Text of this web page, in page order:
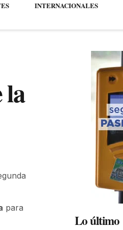
INTERNACIONALES
la
para
Lo último